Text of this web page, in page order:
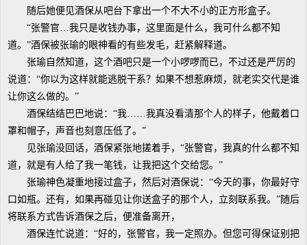
随后她便见酒保从吧台下拿出一个不大不小的正方形盒子。
“张警官…我只是收钱办事，这里面是什么，我可什么都不知
道。”酒保被张瑜的眼神看的有些发毛，赶紧解释道。
张瑜自然知道，这个酒吧只是一个小啰啰而已，不过还是严厉的
说道：“你以为这样就能逃脱干系？如果不想惹麻烦，就老实交代是谁
让你这么做的。”
酒保结结巴巴地说：“我……我真没看清那个人的样子，他戴着口
罩和帽子，声音也刻意压低了。”
见张瑜没回话，酒保紧张地搓着手，“张警官，我真的什么都不知
道，就是有人给了我一笔钱，让我把这个交给您。”
张瑜神色凝重地接过盒子，然后对酒保说：“今天的事，你最好守
口如瓶。还有，如果再碰见让你送盒子的那个人，立刻联系我。”随后
将联系方式告诉酒保之后，便准备离开，
酒保连忙说道：“好的，张警官，我一定照办。但您可得保证别把